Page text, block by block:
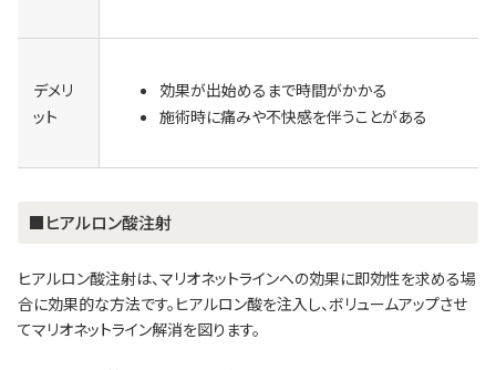
デメリ
ット
効果が出始めるまで時間がかかる
施術時に痛みや不快感を伴うことがある
■ヒアルロン酸注射
ヒアルロン酸注射は、マリオネットラインへの効果に即効性を求める場
合に効果的な方法です。ヒアルロン酸を注入し、ボリュームアップさせ
てマリオネットライン解消を図ります。